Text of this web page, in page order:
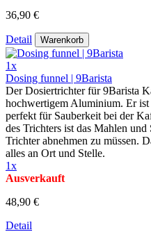
36,90 €
Detail Warenkorb
1x
Dosing funnel | 9Barista
Der Dosiertrichter für 9Barista
hochwertigem Aluminium. Er
perfekt für Sauberkeit bei der
des Trichters ist das Mahlen
Trichter abnehmen zu müssen.
alles an Ort und Stelle.
1x
Ausverkauft
48,90 €
Detail